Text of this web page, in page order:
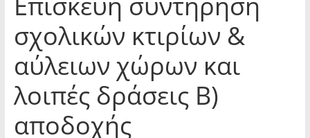
σχολικών κτιρίων &
αύλειων χώρων και
λοιπές δράσεις Β)
αποδοχής